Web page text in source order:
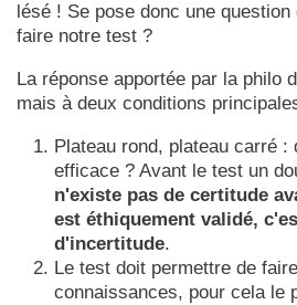
lésé ! Se pose donc une
faire notre test ?
La réponse apportée par la philo
mais à deux conditions
Plateau rond, plateau carré :
efficace ? Avant le test un
n'existe pas de certitude
est éthiquement validé,
d'incertitude.
Le test doit permettre de
connaissances, pour cela le